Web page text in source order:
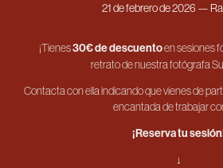
21 de febrero de 2026 —
¡Tienes30€ de descuentoen sesiones
retrato de nuestra fotógrafa
Contacta con ellaindicando que vienes de
encantada de trabajar
¡Reserva tu
↓